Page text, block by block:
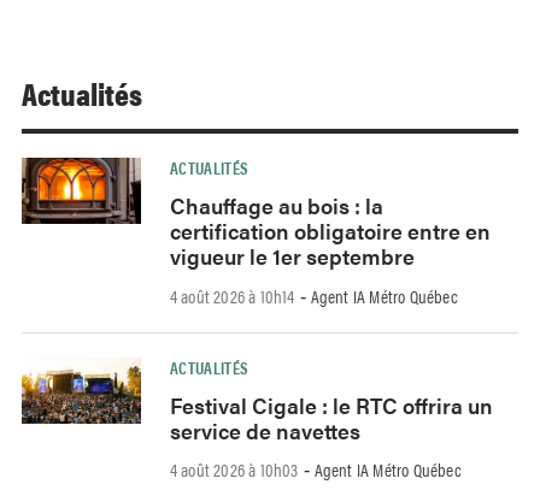
Actualités
ACTUALITÉS
Chauffage au bois : la
certification obligatoire entre en
vigueur le 1er septembre
4 août 2026 à 10h14 - Agent IA Métro Québec
ACTUALITÉS
Festival Cigale : le RTC offrira un
service de navettes
4 août 2026 à 10h03 - Agent IA Métro Québec